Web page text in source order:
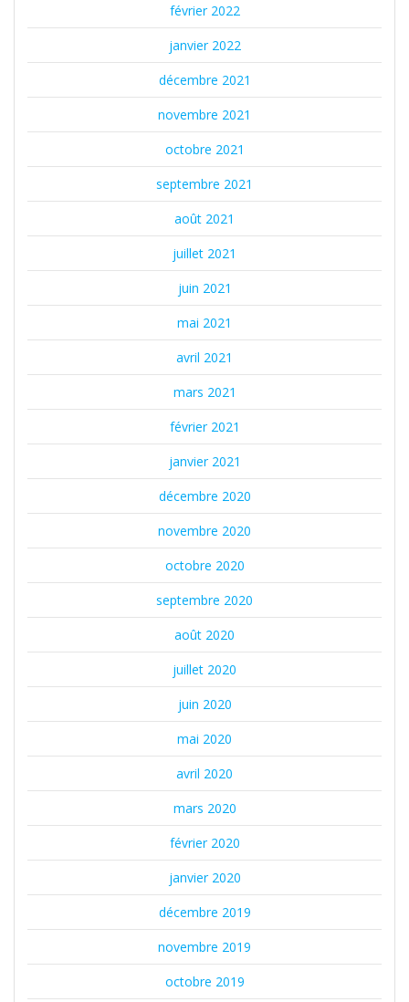
février 2022
janvier 2022
décembre 2021
novembre 2021
octobre 2021
septembre 2021
août 2021
juillet 2021
juin 2021
mai 2021
avril 2021
mars 2021
février 2021
janvier 2021
décembre 2020
novembre 2020
octobre 2020
septembre 2020
août 2020
juillet 2020
juin 2020
mai 2020
avril 2020
mars 2020
février 2020
janvier 2020
décembre 2019
novembre 2019
octobre 2019